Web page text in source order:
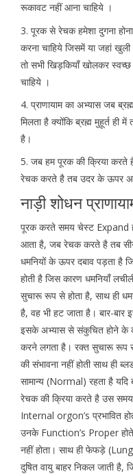
रूकावट नहीं आना चाहिये ।
3. पूरक से रेचक हमेशा दुगना
करना चाहिये जिसमें या जहां
तो सभी खिड़कियाँ खोलकर
चाहिये ।
4. प्राणायाम का अभ्यास जब
मिलता है क्योंकि ब्रह्म मुहूर्त ही
है।
5. जब हम पूरक की क्रिया करते
रेचक करते है तब उदर के ऊपर
नाड़ी शोधन
पूरक करते समय चेस्ट Expand
आता है, जब रेचक करते है तब
धमनियों के ऊपर दबाव पड़ता है
होती है जिस कारण धमनियाँ
सुचारू रूप से होता है, साथ ही
है, वह भी हट जाता है। बार-बार
इसके अभ्यास से संकुचित होने के
करने लगता है। रक्त सुचारू रूप से
की संभावना नहीं होती साथ ही
सामान्य (Normal) रहता है यदि
रेचक की क्रिया करते है उस समय
Internal orgon’s प्रभावित
उनके Function’s Proper होते
नहीं होता। साथ ही फेफड़े
दुषित वायु बाहर निकल जाती